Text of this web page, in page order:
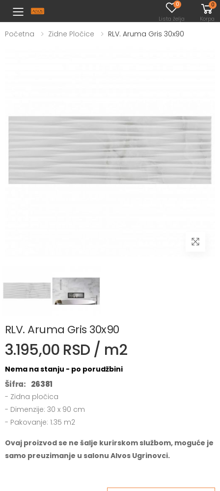
Toggle mobile menu
0
Lista želja
0
Korpa
Početna Zidne Pločice RLV. Aruma Gris 30x90
RLV. Aruma Gris 30x90
3.195,00 RSD / m2
Nema na stanju - po porudžbini
Šifra: 26381
- Zidna pločica
- Dimenzije: 30 x 90 cm
- Pakovanje: 1.35 m2
Ovaj proizvod se ne šalje kurirskom službom, moguće je
samo preuzimanje u salonu Alvos Ugrinovci.